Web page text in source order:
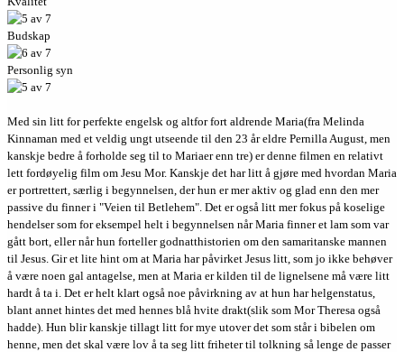
Budskap
Personlig syn
Med sin litt for perfekte engelsk og altfor fort aldrende Maria(fra Melinda
Kinnaman med et veldig ungt utseende til den 23 år eldre Pernilla August, men
kanskje bedre å forholde seg til to Mariaer enn tre) er denne filmen en relativt
lett fordøyelig film om Jesu Mor. Kanskje det har litt å gjøre med hvordan Maria
er portrettert, særlig i begynnelsen, der hun er mer aktiv og glad enn den mer
passive du finner i "Veien til Betlehem". Det er også litt mer fokus på koselige
hendelser som for eksempel helt i begynnelsen når Maria finner et lam som var
gått bort, eller når hun forteller godnatthistorien om den samaritanske mannen
til Jesus. Gir et lite hint om at Maria har påvirket Jesus litt, som jo ikke behøver
å være noen gal antagelse, men at Maria er kilden til de lignelsene må være litt
hardt å ta i. Det er helt klart også noe påvirkning av at hun har helgenstatus,
blant annet hintes det med hennes blå hvite drakt(slik som Mor Theresa også
hadde). Hun blir kanskje tillagt litt for mye utover det som står i bibelen om
henne, men det skal være lov å ta seg litt friheter til tolkning så lenge de passer